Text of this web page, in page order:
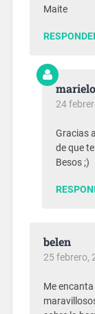
Maite
24
Gracias
de que
Besos ;)
belen
25 febrero,
Me